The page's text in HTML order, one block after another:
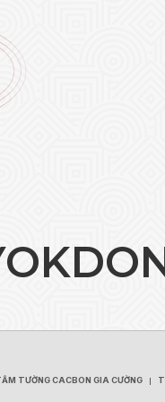
OKDO
TƯỜNG CACBON GIA CƯỜNG